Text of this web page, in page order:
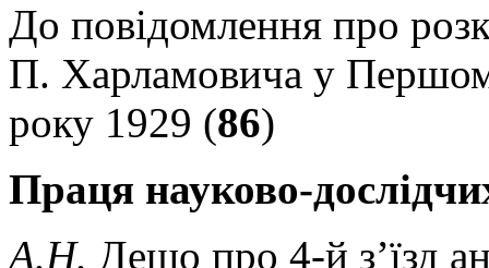
До повідомлення про
П. Харламовича у
року 1929 (86)
Праця науково-
А.Н. Дещо про 4-й з’їзд